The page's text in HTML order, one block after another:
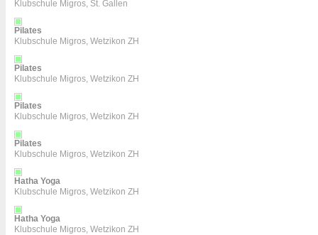
Klubschule Migros, St. Gallen
Pilates
Klubschule Migros, Wetzikon ZH
Pilates
Klubschule Migros, Wetzikon ZH
Pilates
Klubschule Migros, Wetzikon ZH
Pilates
Klubschule Migros, Wetzikon ZH
Hatha Yoga
Klubschule Migros, Wetzikon ZH
Hatha Yoga
Klubschule Migros, Wetzikon ZH